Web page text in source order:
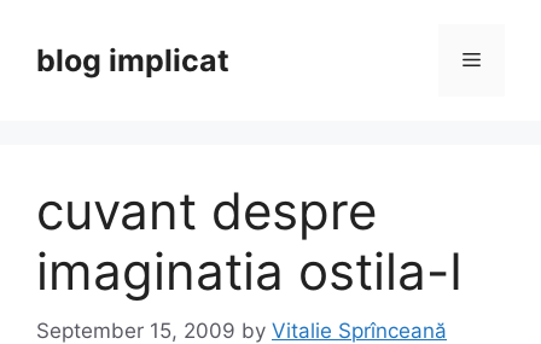
contentblog implicat Menu
cuvant despre
imaginatia ostila-I
September 15, 2009 by Vitalie Sprînceană